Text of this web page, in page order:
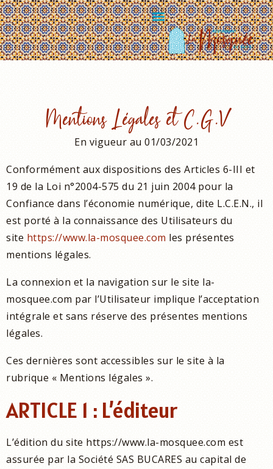
Mentions Légales et C.G.V
En vigueur au 01/03/2021
Conformément aux dispositions des Articles 6-III et
19 de la Loi n°2004-575 du 21 juin 2004 pour la
Confiance dans l’économie numérique, dite L.C.E.N., il
est porté à la connaissance des Utilisateurs du
site https://www.la-mosquee.com les présentes
mentions légales.
La connexion et la navigation sur le site la-
mosquee.com par l’Utilisateur implique l’acceptation
intégrale et sans réserve des présentes mentions
légales.
Ces dernières sont accessibles sur le site à la
rubrique « Mentions légales ».
ARTICLE 1 : L’éditeur
L’édition du site https://www.la-mosquee.com est
assurée par la Société SAS BUCARES au capital de